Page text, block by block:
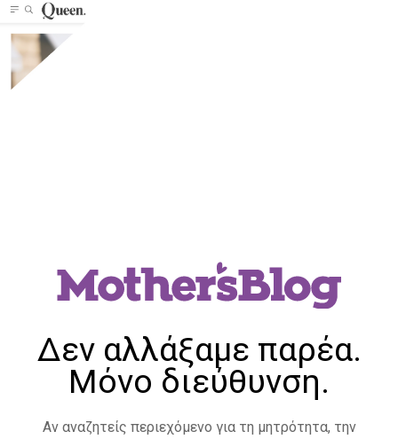
Δεν αλλάξαμε παρέα.
Μόνο διεύθυνση.
Αν αναζητείς περιεχόμενο για τη μητρότητα, την